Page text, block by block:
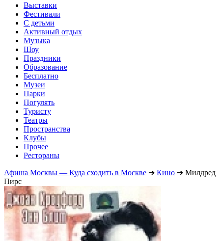
Выставки
Фестивали
С детьми
Активный отдых
Музыка
Шоу
Праздники
Образование
Бесплатно
Музеи
Парки
Погулять
Туристу
Театры
Пространства
Клубы
Прочее
Рестораны
Афиша Москвы — Куда сходить в Москве ➔ Кино ➔ Милдред
Пирс